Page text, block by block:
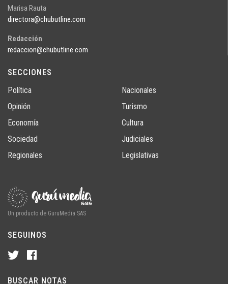
Marisa Rauta
directora@chubutline.com
Redacción
redaccion@chubutline.com
SECCIONES
Política
Opinión
Economía
Sociedad
Regionales
Nacionales
Turismo
Cultura
Judiciales
Legislativas
Un producto de GuruMedia SAS
SEGUINOS
BUSCAR NOTAS